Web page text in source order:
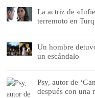
La actriz de
terremoto en
Un hombre
un escándalo
Psy, autor de
después con una